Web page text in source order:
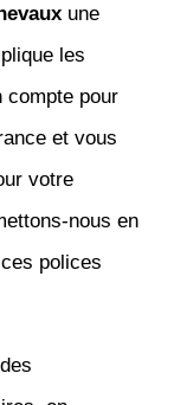
une
les
compte pour
et vous
votre
nous en
polices